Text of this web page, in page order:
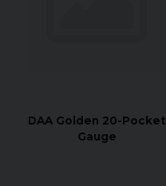
DAA Golden 20-Pocket
Gauge